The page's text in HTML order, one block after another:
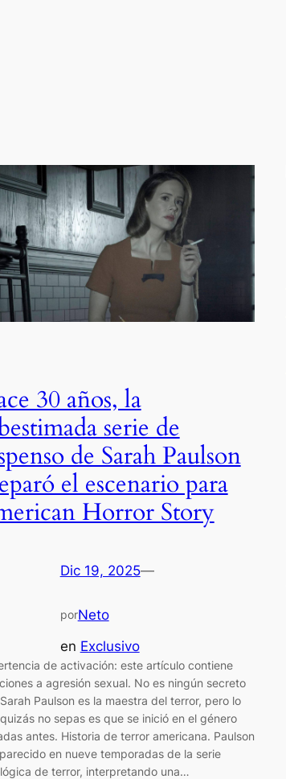
30 años, la
serie de
de Sarah Paulson
el escenario para
Horror Story
Dic 19, 2025—
porNeto
en Exclusivo
de activación: este artículo contiene
a agresión sexual. No es ningún secreto
Paulson es la maestra del terror, pero lo
no sepas es que se inició en el género
antes. Historia de terror americana. Paulson
en nueve temporadas de la serie
de terror, interpretando una…